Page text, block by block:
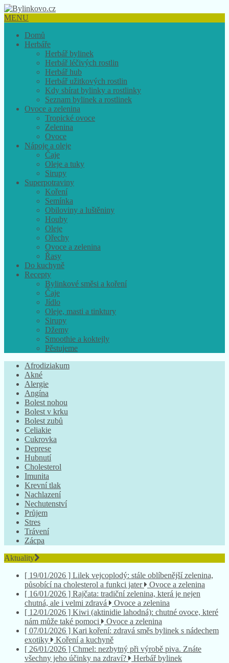
MENU
Domů
Herbáře
Herbář bylinek
Herbář léčivých rostlin
Herbář hub
Herbář užitkových rostlin
Kdy sbírat bylinky a rostlinky
Seznam bylinek a rostlinek
Ovoce a zelenina
Tropické ovoce
Zelenina
Ovoce
Nápoje a oleje
Čaje
Oleje a tuky
Sirupy
Superpotraviny
Koření
Semínka
Obiloviny a luštěniny
Houby
Oleje
Ořechy
Ovoce a zelenina
Řasy
Do kuchyně
Recepty
Bylinkové směsi a koření
Čaje
Jídlo
Oleje, masti a tinktury
Sirupy
Džemy
Smoothie a koktejly
Pěstujeme
Afrodiziakum
Akné
Alergie
Angína
Bolest nohou
Bolest v krku
Bolest zubů
Celiakie
Cukrovka
Deprese
Hubnutí
Cholesterol
Imunita
Krevní tlak
Nachlazení
Nechutenství
Průjem
Stres
Trávení
Zácpa
Aktuality
[ 19/01/2026 ] Lilek vejcoplodý: stále oblíbenější zelenina,
působící na cholesterol a funkci jater
Ovoce a zelenina
[ 16/01/2026 ] Rajčata: tradiční zelenina, která je nejen
chutná, ale i velmi zdravá
Ovoce a zelenina
[ 12/01/2026 ] Kiwi (aktinidie lahodná): chutné ovoce, které
nám může také pomoci
Ovoce a zelenina
[ 07/01/2026 ] Kari koření: zdravá směs bylinek s nádechem
exotiky
Koření a kuchyně
[ 26/01/2026 ] Chmel: nezbytný při výrobě piva. Znáte
všechny jeho účinky na zdraví?
Herbář bylinek